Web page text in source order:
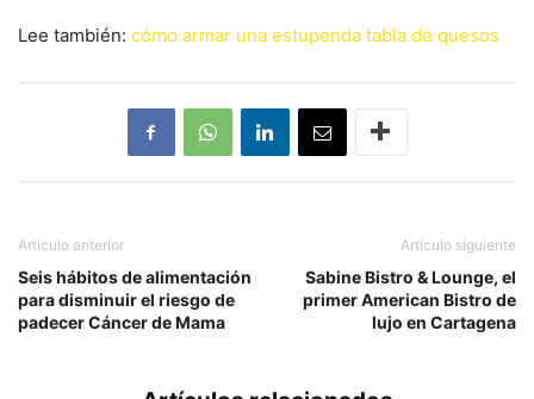
Lee también: cómo armar una estupenda tabla de quesos
Artículo anterior
Seis hábitos de alimentación
para disminuir el riesgo de
padecer Cáncer de Mama
Artículo siguiente
Sabine Bistro & Lounge, el
primer American Bistro de
lujo en Cartagena